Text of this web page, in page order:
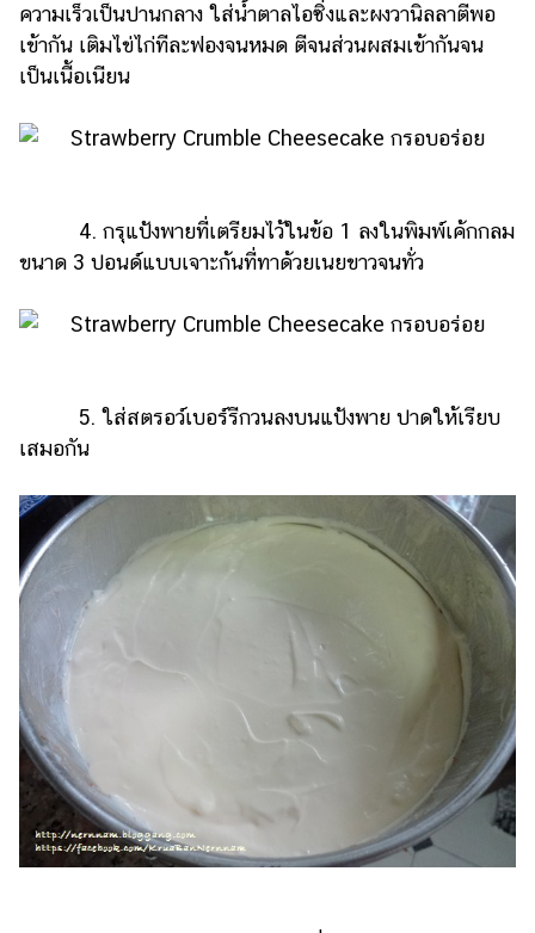
ความเร็วเป็นปานกลาง ใส่น้ำตาลไอซิ่งและผงวานิลลาตีพอ
เข้ากัน เติมไข่ไก่ทีละฟองจนหมด ตีจนส่วนผสมเข้ากันจน
เป็นเนื้อเนียน
4. กรุแป้งพายที่เตรียมไว้ในข้อ 1 ลงในพิมพ์เค้กกลม
ขนาด 3 ปอนด์แบบเจาะก้นที่ทาด้วยเนยขาวจนทั่ว
5. ใส่สตรอว์เบอร์รีกวนลงบนแป้งพาย ปาดให้เรียบ
เสมอกัน